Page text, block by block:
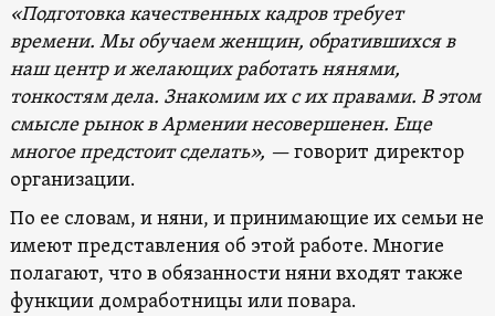
«Подготовка качественных кадров требует
времени. Мы обучаем женщин, обратившихся в
наш центр и желающих работать нянями,
тонкостям дела. Знакомим их с их правами. В этом
смысле рынок в Армении несовершенен. Еще
многое предстоит сделать», —говорит директор
организации.
По ее словам, и няни, и принимающие их семьи не
имеют представления об этой работе. Многие
полагают, что в обязанности няни входят также
функции домработницы или повара.